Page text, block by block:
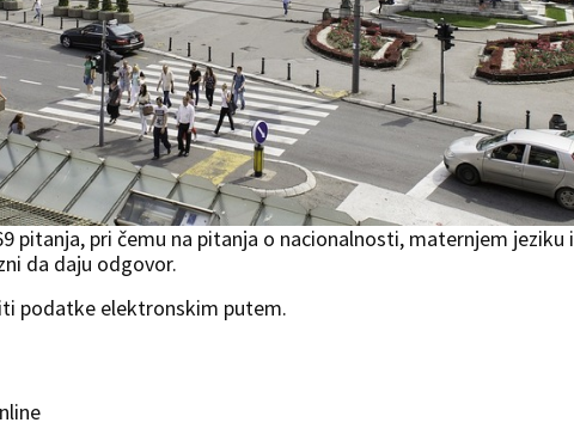
pitanja, pri čemu na pitanja o nacionalnosti, maternjem jeziku i
da daju odgovor.
podatke elektronskim putem.